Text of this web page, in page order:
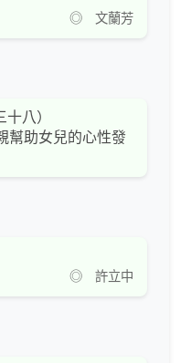
◎ 文蘭芳
八）
幫助女兒的心性發
◎ 許立中